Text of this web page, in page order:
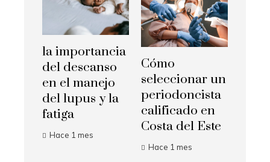
la importancia
del descanso
en el manejo
del lupus y la
fatiga
Hace 1 mes
Cómo
seleccionar un
periodoncista
calificado en
Costa del Este
Hace 1 mes